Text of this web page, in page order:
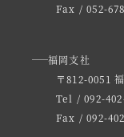
Fax / 052-
福岡支社
〒812-0051
Tel / 092-
Fax / 092-